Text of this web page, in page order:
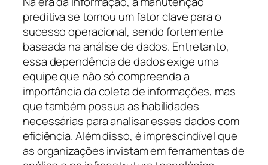
preditiva se tornou um fator clave para o
sucesso operacional, sendo fortemente
baseada na análise de dados. Entretanto,
essa dependência de dados exige uma
equipe que não só compreenda a
importância da coleta de informações, mas
que também possua as habilidades
necessárias para analisar esses dados com
eficiência. Além disso, é imprescindível que
as organizações invistam em ferramentas de